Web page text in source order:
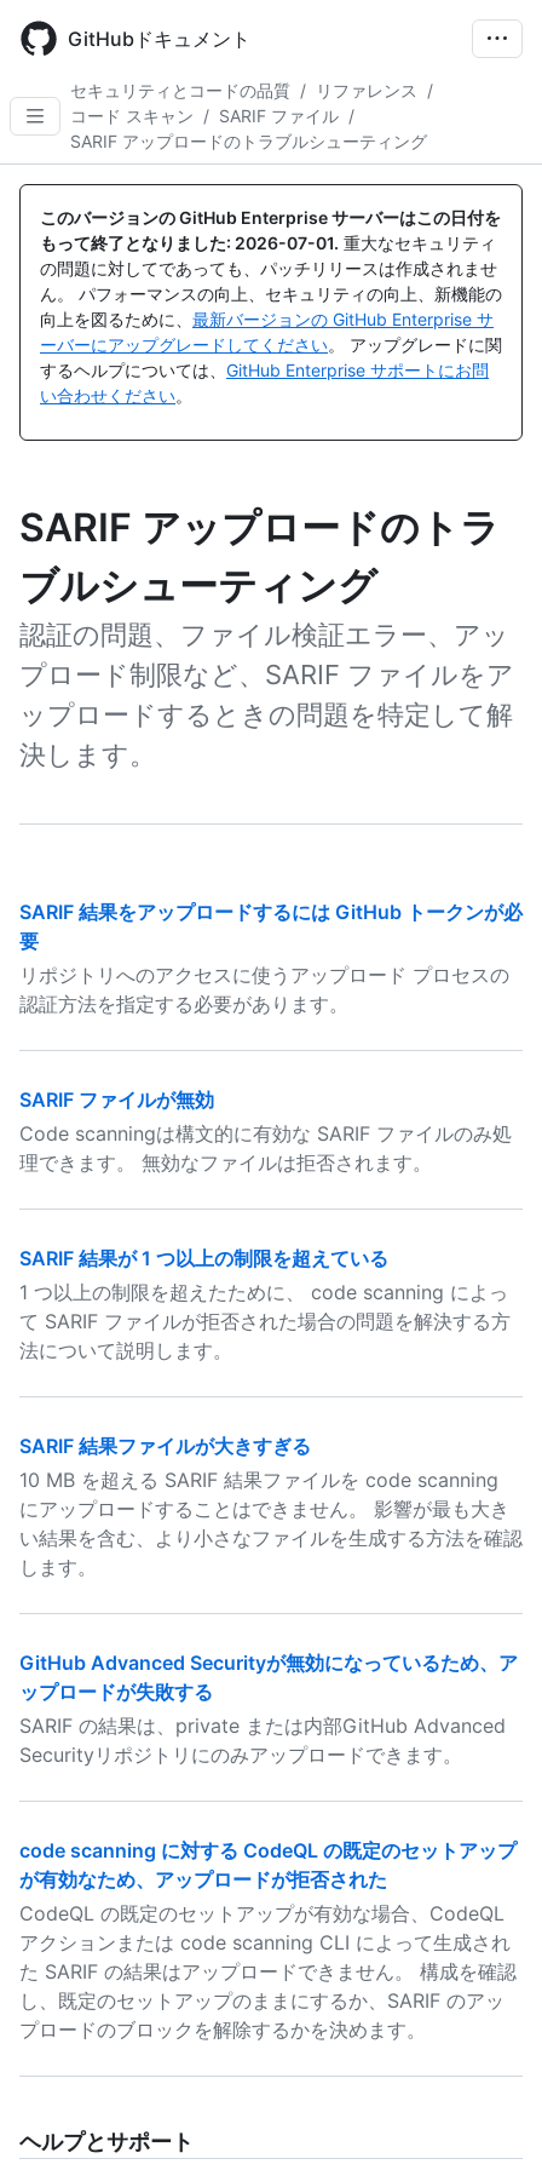
main
GitHubドキュメント
セキュリティとコードの品質 / リファレンス
/
コード スキャン / SARIF ファイル /
SARIF アップロードのトラブルシューティング
このバージョンの GitHub Enterprise サーバーはこの日付を
もって終了となりました: 2026-07-01. 重大なセキュリティ
の問題に対してであっても、パッチリリースは作成されませ
ん。 パフォーマンスの向上、セキュリティの向上、新機能の
向上を図るために、 最新バージョンの GitHub Enterprise サ
ーバーにアップグレードしてください。 アップグレードに関
するヘルプについては、 GitHub Enterprise サポートにお問
い合わせください。
SARIF アップロードのトラ
ブルシューティング
認証の問題、ファイル検証エラー、アッ
プロード制限など、SARIF ファイルをア
ップロードするときの問題を特定して解
決します。
SARIF 結果をアップロードするには GitHub トークンが必
要
リポジトリへのアクセスに使うアップロード プロセスの
認証方法を指定する必要があります。
SARIF ファイルが無効
Code scanningは構文的に有効な SARIF ファイルのみ処
理できます。 無効なファイルは拒否されます。
SARIF 結果が 1 つ以上の制限を超えている
1 つ以上の制限を超えたために、 code scanning によっ
て SARIF ファイルが拒否された場合の問題を解決する方
法について説明します。
SARIF 結果ファイルが大きすぎる
10 MB を超える SARIF 結果ファイルを code scanning
にアップロードすることはできません。 影響が最も大き
い結果を含む、より小さなファイルを生成する方法を確認
します。
GitHub Advanced Securityが無効になっているため、ア
ップロードが失敗する
SARIF の結果は、private または内部GitHub Advanced
Securityリポジトリにのみアップロードできます。
code scanning に対する CodeQL の既定のセットアップ
が有効なため、アップロードが拒否された
CodeQL の既定のセットアップが有効な場合、CodeQL
アクションまたは code scanning CLI によって生成され
た SARIF の結果はアップロードできません。 構成を確認
し、既定のセットアップのままにするか、SARIF のアッ
プロードのブロックを解除するかを決めます。
ヘルプとサポート